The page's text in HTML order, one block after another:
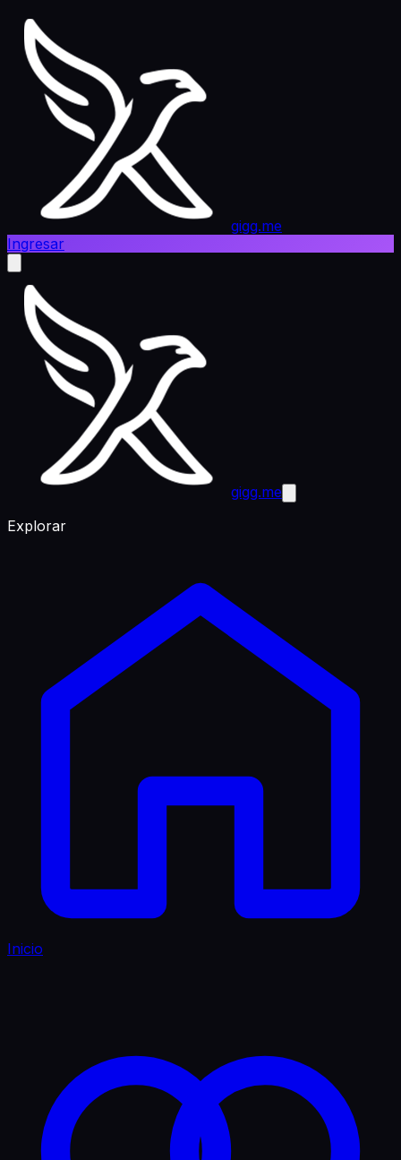
gigg.me
Ingresar
gigg.me
Explorar
Inicio